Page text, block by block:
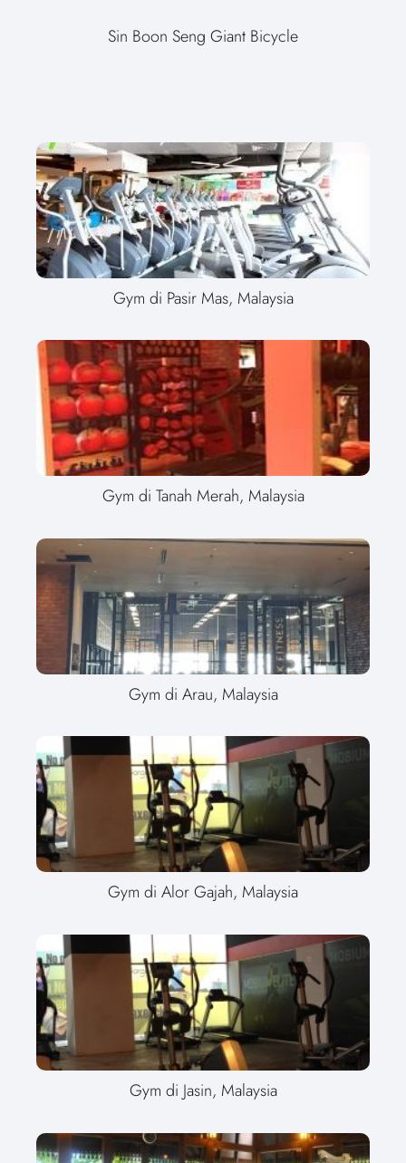
Sin Boon Seng Giant Bicycle
Gym di Pasir Mas, Malaysia
Gym di Tanah Merah, Malaysia
Gym di Arau, Malaysia
Gym di Alor Gajah, Malaysia
Gym di Jasin, Malaysia